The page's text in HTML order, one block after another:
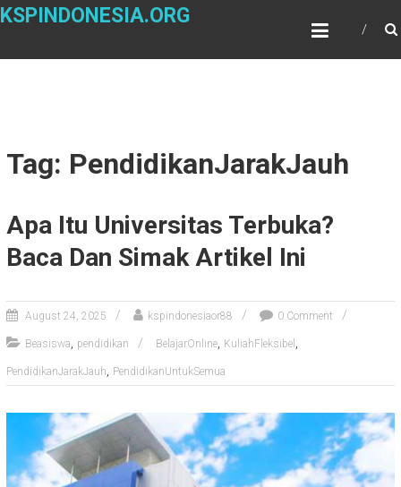
Skip
KSPINDONESIA.ORG
Tag: PendidikanJarakJauh
Apa Itu Universitas Terbuka?
Baca Dan Simak Artikel Ini
August 24, 2025 kspindonesiaor88 0 Comment
Beasiswa, pendidikan BelajarOnline, KuliahFleksibel ,
PendidikanJarakJauh, PendidikanUntukSemua